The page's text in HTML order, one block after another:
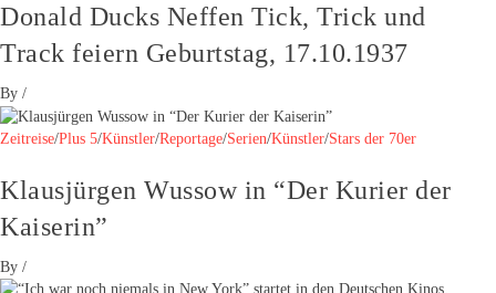
Donald Ducks Neffen Tick, Trick und
Track feiern Geburtstag, 17.10.1937
By /
Zeitreise/Plus 5/Künstler/Reportage/Serien/Künstler/Stars der 70er
Klausjürgen Wussow in “Der Kurier der
Kaiserin”
By /